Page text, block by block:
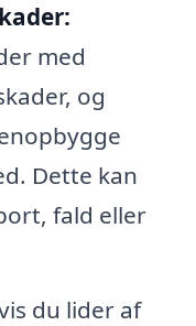
med
og
Dette kan
fald eller
du lider af